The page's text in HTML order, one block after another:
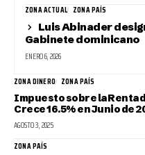
ZONA ACTUAL ZONA PAÍS
Luis Abinader
Gabinete dominicano
ENERO 6, 2026
ZONA DINERO ZONA PAÍS
Impuesto sobre la Renta
Crece 16.5% en Junio de
AGOSTO 3, 2025
ZONA PAÍS